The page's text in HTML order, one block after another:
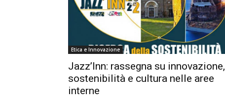
Etica e Innovazione
Jazz’Inn: rassegna su innovazione,
sostenibilità e cultura nelle aree
interne